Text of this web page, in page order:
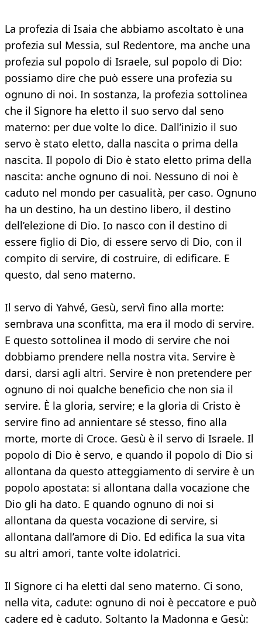
La profezia di Isaia che abbiamo ascoltato è una
profezia sul Messia, sul Redentore, ma anche una
profezia sul popolo di Israele, sul popolo di Dio:
possiamo dire che può essere una profezia su
ognuno di noi. In sostanza, la profezia sottolinea
che il Signore ha eletto il suo servo dal seno
materno: per due volte lo dice. Dall’inizio il suo
servo è stato eletto, dalla nascita o prima della
nascita. Il popolo di Dio è stato eletto prima della
nascita: anche ognuno di noi. Nessuno di noi è
caduto nel mondo per casualità, per caso. Ognuno
ha un destino, ha un destino libero, il destino
dell’elezione di Dio. Io nasco con il destino di
essere figlio di Dio, di essere servo di Dio, con il
compito di servire, di costruire, di edificare. E
questo, dal seno materno.
Il servo di Yahvé, Gesù, servì fino alla morte:
sembrava una sconfitta, ma era il modo di servire.
E questo sottolinea il modo di servire che noi
dobbiamo prendere nella nostra vita. Servire è
darsi, darsi agli altri. Servire è non pretendere per
ognuno di noi qualche beneficio che non sia il
servire. È la gloria, servire; e la gloria di Cristo è
servire fino ad annientare sé stesso, fino alla
morte, morte di Croce. Gesù è il servo di Israele. Il
popolo di Dio è servo, e quando il popolo di Dio si
allontana da questo atteggiamento di servire è un
popolo apostata: si allontana dalla vocazione che
Dio gli ha dato. E quando ognuno di noi si
allontana da questa vocazione di servire, si
allontana dall’amore di Dio. Ed edifica la sua vita
su altri amori, tante volte idolatrici.
Il Signore ci ha eletti dal seno materno. Ci sono,
nella vita, cadute: ognuno di noi è peccatore e può
cadere ed è caduto. Soltanto la Madonna e Gesù: